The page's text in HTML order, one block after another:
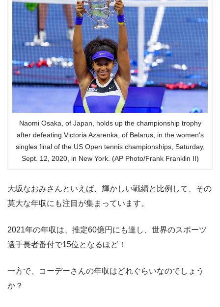
Naomi Osaka, of Japan, holds up the championship trophy
after defeating Victoria Azarenka, of Belarus, in the women’s
singles final of the US Open tennis championships, Saturday,
Sept. 12, 2020, in New York. (AP Photo/Frank Franklin II)
大坂なおみさんといえば、輝かしい戦績と比例して、その
莫大な年収にも注目が集まっています。
2021年の年収は、推定60億円にも達し、世界のスポーツ
選手長者番付で15位となるほど！
一方で、コーデーさんの年収はどれぐらいなのでしょう
か？